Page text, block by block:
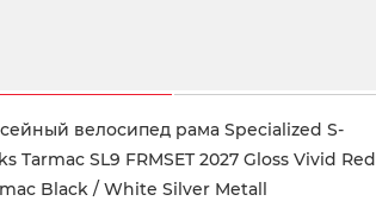
велосипед рама Specialized S-
Tarmac SL9 FRMSET 2027 Gloss Vivid Red
Black / White Silver Metall